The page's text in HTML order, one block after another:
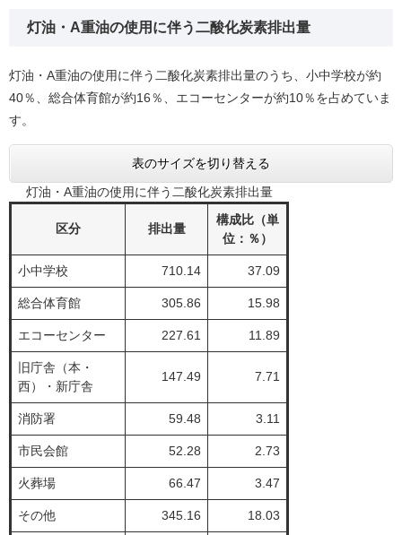
灯油・A重油の使用に伴う二酸化炭素排出量
灯油・A重油の使用に伴う二酸化炭素排出量のうち、小中学校が約
40％、総合体育館が約16％、エコーセンターが約10％を占めていま
す。
表のサイズを切り替える
灯油・A重油の使用に伴う二酸化炭素排出量
区分 排出量
構成比（単
位：％）
小中学校 710.14 37.09
総合体育館 305.86 15.98
エコーセンター 227.61 11.89
旧庁舎（本・
西）・新庁舎
147.49 7.71
消防署 59.48 3.11
市民会館 52.28 2.73
火葬場 66.47 3.47
その他 345.16 18.03